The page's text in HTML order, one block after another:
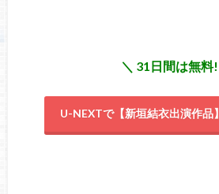
＼ 31日間は無料
U-NEXTで【新垣結衣出演作品